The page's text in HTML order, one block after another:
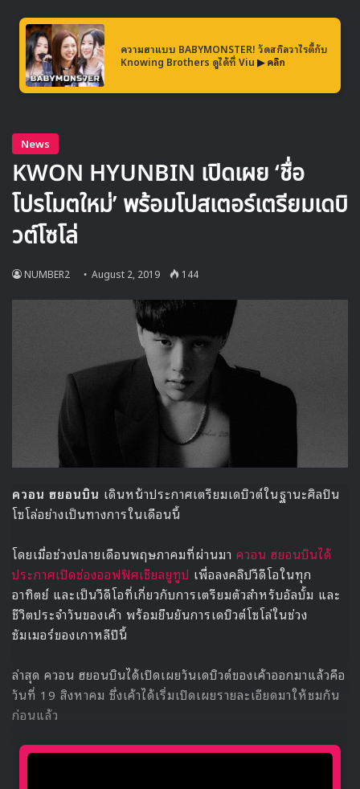
ซอเฮริน, อังกฤษ 2019
ซอเฮริน ได้โพสต์รูปเซตนี้ลงบนอินสตาแกรมส่วนตัวของเธอ ซึ่ง
แฟนๆที่ติดตามเธออยู่ก็ได้คอมเมนต์กันด้วยความเซอร์ไพรส์ที่
เธอเปลี่ยนลุคไปจากภาพที่คุ้นเคยในรายการ Idol School จาก
ภาพลักษณ์สดใสในรายการ กลายเป็นสาวมั่นที่เต็มไปด้วยคาริ
สม่าและความมั่นใจ
ความฮาแบบ BABYMONSTER! วัดสกิลวาไรตี้กับ
Knowing Brothers ดูได้ที่ Viu ▶ คลิก